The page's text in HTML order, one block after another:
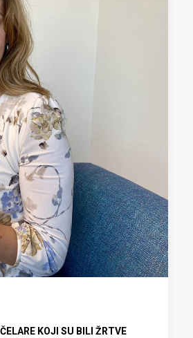
KOJI SU BILI ŽRTVE